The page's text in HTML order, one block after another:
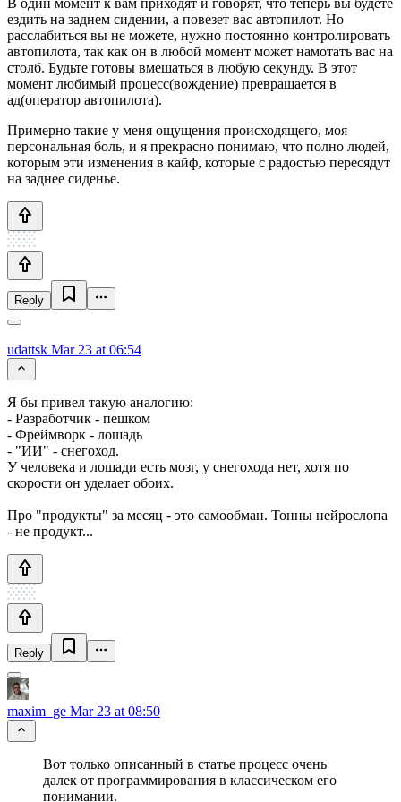
ездить на заднем сидении, а повезет вас автопилот. Но
расслабиться вы не можете, нужно постоянно контролировать
автопилота, так как он в любой момент может намотать вас на
столб. Будьте готовы вмешаться в любую секунду. В этот
момент любимый процесс(вождение) превращается в
ад(оператор автопилота).
Примерно такие у меня ощущения происходящего, моя
персональная боль, и я прекрасно понимаю, что полно людей,
которым эти изменения в кайф, которые с радостью пересядут
на заднее сиденье.
Reply
udattsk Mar 23 at 06:54
Я бы привел такую аналогию:
- Разработчик - пешком
- Фреймворк - лошадь
- "ИИ" - снегоход.
У человека и лошади есть мозг, у снегохода нет, хотя по
скорости он уделает обоих.
Про "продукты" за месяц - это самообман. Тонны нейрослопа
- не продукт...
Reply
maxim_ge Mar 23 at 08:50
Вот только описанный в статье процесс очень
далек от программирования в классическом его
понимании.